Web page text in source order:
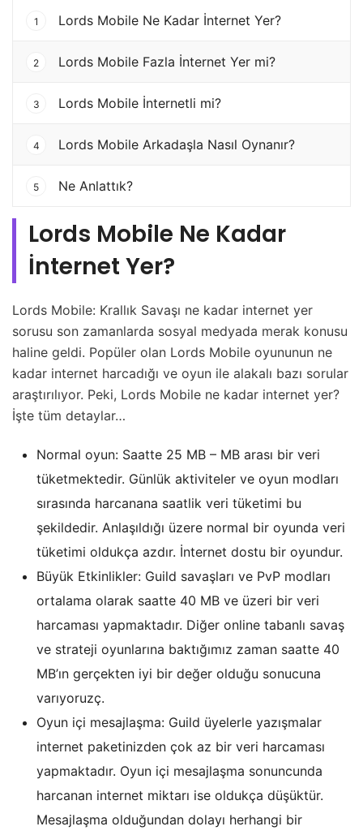
1 Lords Mobile Ne Kadar İnternet Yer?
2 Lords Mobile Fazla İnternet Yer mi?
3 Lords Mobile İnternetli mi?
4 Lords Mobile Arkadaşla Nasıl Oynanır?
5 Ne Anlattık?
Lords Mobile Ne Kadar
İnternet Yer?
Lords Mobile: Krallık Savaşı ne kadar internet yer
sorusu son zamanlarda sosyal medyada merak konusu
haline geldi. Popüler olan Lords Mobile oyununun ne
kadar internet harcadığı ve oyun ile alakalı bazı sorular
araştırılıyor. Peki, Lords Mobile ne kadar internet yer?
İşte tüm detaylar…
Normal oyun: Saatte 25 MB – MB arası bir veri
tüketmektedir. Günlük aktiviteler ve oyun modları
sırasında harcanana saatlik veri tüketimi bu
şekildedir. Anlaşıldığı üzere normal bir oyunda veri
tüketimi oldukça azdır. İnternet dostu bir oyundur.
Büyük Etkinlikler: Guild savaşları ve PvP modları
ortalama olarak saatte 40 MB ve üzeri bir veri
harcaması yapmaktadır. Diğer online tabanlı savaş
ve strateji oyunlarına baktığımız zaman saatte 40
MB’ın gerçekten iyi bir değer olduğu sonucuna
varıyoruzç.
Oyun içi mesajlaşma: Guild üyelerle yazışmalar
internet paketinizden çok az bir veri harcaması
yapmaktadır. Oyun içi mesajlaşma sonuncunda
harcanan internet miktarı ise oldukça düşüktür.
Mesajlaşma olduğundan dolayı herhangi bir